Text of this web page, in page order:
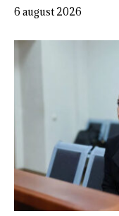
6 august 2026